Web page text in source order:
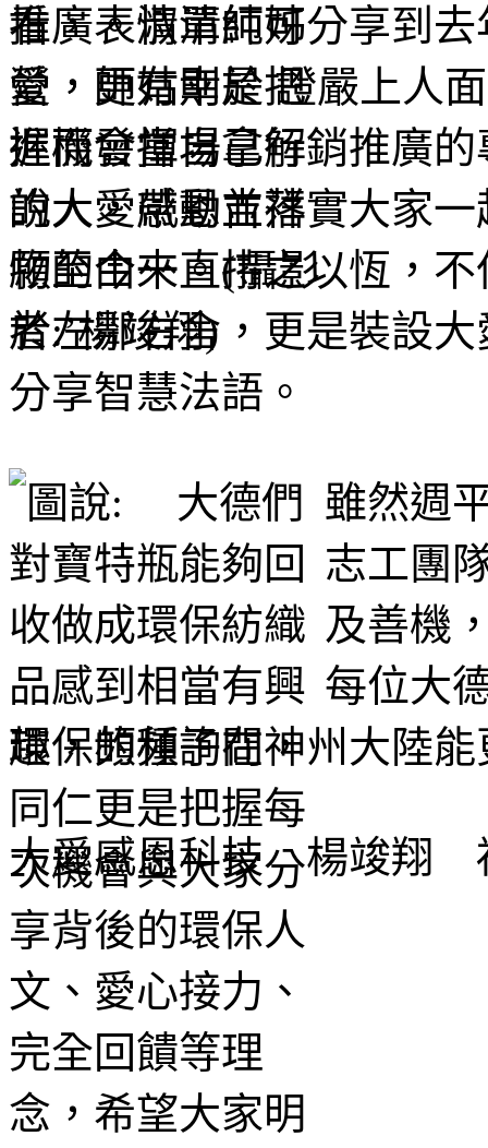
推廣。淑清師姊分享到
營，更有幸於 證嚴上人
進而發揮自己行銷推廣
的人，帶動並落實大家
願至今一直持之以恆，
於左鄰右舍，更是裝設
分享智慧法語。
雖然週
志工團
及善機
每位大
環保的種子在神州大陸
大愛感恩科技 楊竣翔